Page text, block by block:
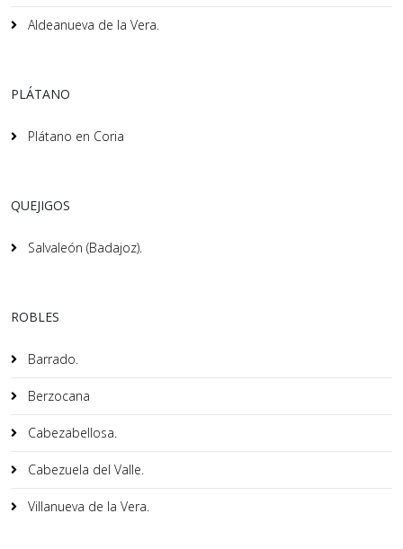
Aldeanueva de la Vera.
PLÁTANO
Plátano en Coria
QUEJIGOS
Salvaleón (Badajoz).
ROBLES
Barrado.
Berzocana
Cabezabellosa.
Cabezuela del Valle.
Villanueva de la Vera.